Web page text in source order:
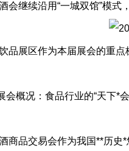
会继续沿用“一城双馆”模式
品展区作为本届展会的重
会概况：食品行业的“天下*会
商品交易会作为我国**历史